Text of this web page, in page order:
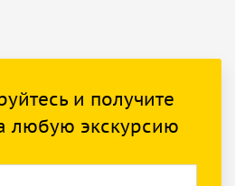
и получите
любую экскурсию